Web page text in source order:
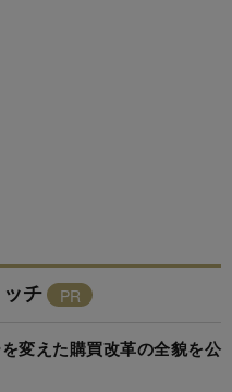
チ
変えた購買改革の全貌を公